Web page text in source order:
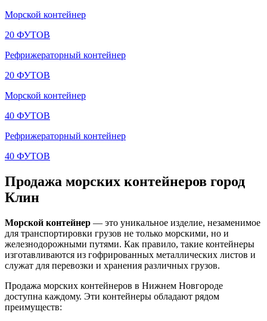
Морской контейнер
20 ФУТОВ
Рефрижераторный контейнер
20 ФУТОВ
Морской контейнер
40 ФУТОВ
Рефрижераторный контейнер
40 ФУТОВ
Продажа морских контейнеров город
Клин
Морской контейнер — это уникальное изделие, незаменимое
для транспортировки грузов не только морскими, но и
железнодорожными путями. Как правило, такие контейнеры
изготавливаются из гофрированных металлических листов и
служат для перевозки и хранения различных грузов.
Продажа морских контейнеров в Нижнем Новгороде
доступна каждому. Эти контейнеры обладают рядом
преимуществ: